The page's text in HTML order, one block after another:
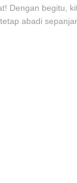
Dengan begitu,
abadi